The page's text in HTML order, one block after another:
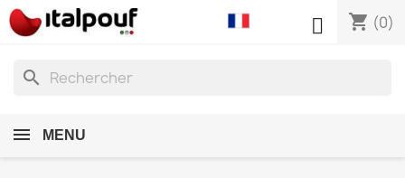
shopping_cart (0)

search
MENU